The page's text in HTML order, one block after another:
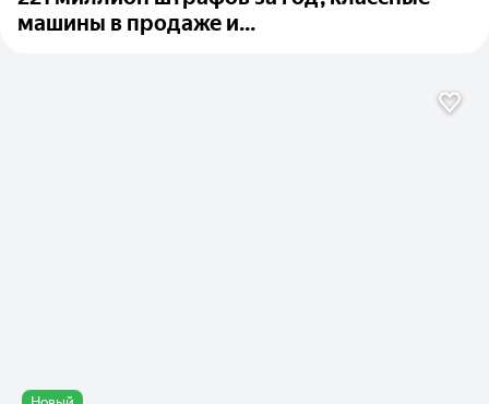
машины в продаже и...